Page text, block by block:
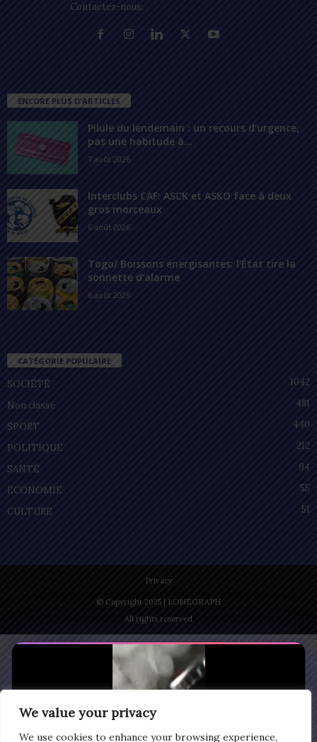
We value your privacy
We use cookies to enhance your browsing experience,
Contactez-nous:
ENCORE PLUS D'ARTICLES
Pilule du lendemain : un recours d’urgence,
pas une habitude à...
7 août 2026
Interclubs CAF: ASCK et ASKO face à deux
gros morceaux
6 août 2026
Togo/ Boissons énergisantes: l’État tire la
sonnette d’alarme
6 août 2026
CATÉGORIE POPULAIRE
SOCIÉTÉ
1042
Non classé
481
SPORT
440
POLITIQUE
212
SANTÉ
94
ECONOMIE
55
CULTURE
51
Privacy
© Copyright 2025 | LOMEGRAPH
All rights reserved